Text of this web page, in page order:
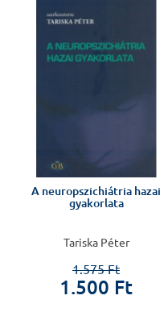
A neuropszichiátria hazai
gyakorlata
Tariska Péter
1.575 Ft
1.500 Ft